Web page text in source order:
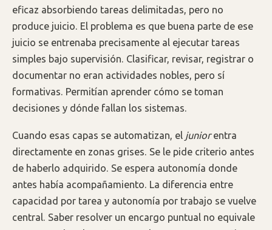
eficaz absorbiendo tareas delimitadas, pero no
produce juicio. El problema es que buena parte de ese
juicio se entrenaba precisamente al ejecutar tareas
simples bajo supervisión. Clasificar, revisar, registrar o
documentar no eran actividades nobles, pero sí
formativas. Permitían aprender cómo se toman
decisiones y dónde fallan los sistemas.
Cuando esas capas se automatizan, el juniorentra
directamente en zonas grises. Se le pide criterio antes
de haberlo adquirido. Se espera autonomía donde
antes había acompañamiento. La diferencia entre
capacidad por tarea y autonomía por trabajo se vuelve
central. Saber resolver un encargo puntual no equivale